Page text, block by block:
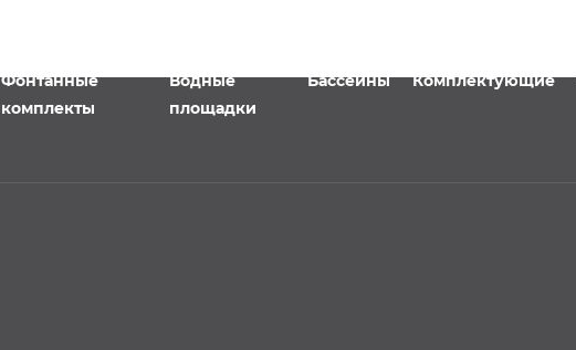
Фонтанные
комплекты
Водные
площадки
Бассейны Комплектующие